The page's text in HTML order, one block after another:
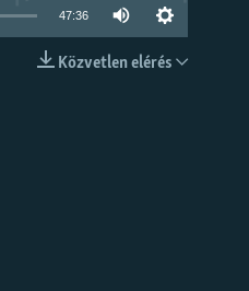
47:36
Közvetlen elérés